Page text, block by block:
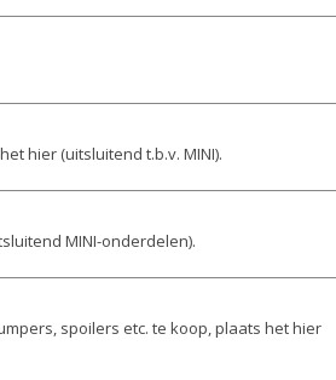
hier (uitsluitend t.b.v. MINI).
MINI-onderdelen).
spoilers etc. te koop, plaats het hier